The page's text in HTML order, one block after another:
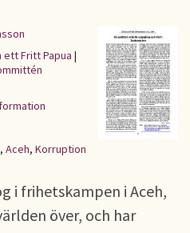
ett Fritt Papua |
, Aceh, Korruption
i frihetskampen i Aceh,
över, och har